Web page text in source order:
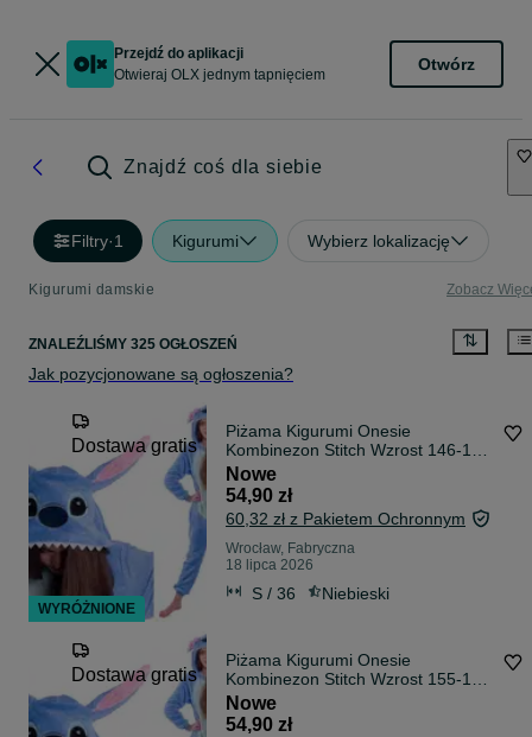
Przejdź do aplikacji
Otwieraj OLX jednym tapnięciem
Otwórz
Znajdź coś dla siebie
Filtry·1 Kigurumi Wybierz lokalizację
Kigurumi damskie Zobacz
ZNALEŹLIŚMY 325 OGŁOSZEŃ
Jak pozycjonowane są ogłoszenia?
Dostawa gratis
Piżama Kigurumi Onesie
Kombinezon Stitch Wzrost 146-154
cm S
Nowe
54,90 zł
60,32 zł z Pakietem Ochronnym
Wrocław, Fabryczna
18 lipca 2026
S / 36 Niebieski
Dostawa gratis
Piżama Kigurumi Onesie
Kombinezon Stitch Wzrost 155-164
cm M
Nowe
54,90 zł
WYRÓŻNIONE